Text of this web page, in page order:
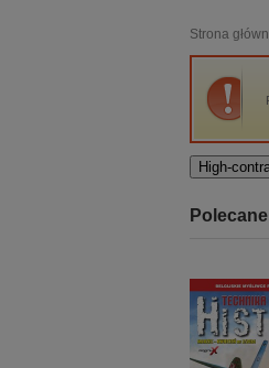
Strona
High-
Polecane